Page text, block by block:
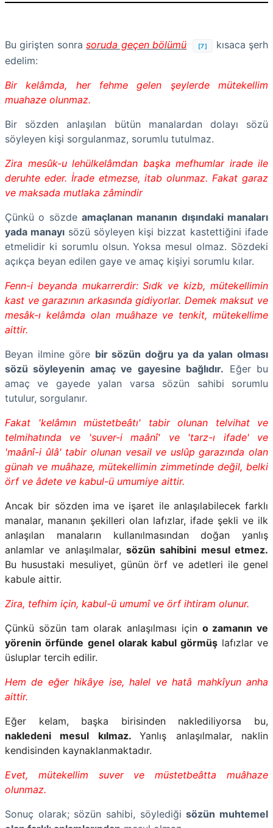
Bu girişten sonrasoruda geçen bölümü [7]
kısaca şerh
edelim:
Bir kelâmda, her fehme gelen şeylerde mütekellim
muahaze olunmaz.
Bir sözden anlaşılan bütün manalardan dolayı sözü
söyleyen kişi sorgulanmaz, sorumlu tutulmaz.
Zira mesûk-u lehülkelâmdan başka mefhumlar irade ile
deruhte eder. İrade etmezse, itab olunmaz. Fakat garaz
ve maksada mutlaka zâmindir
Çünkü o sözde amaçlanan mananın dışındaki manaları
yada manayı sözü söyleyen kişi bizzat kastettiğini ifade
etmelidir ki sorumlu olsun. Yoksa mesul olmaz. Sözdeki
açıkça beyan edilen gaye ve amaç kişiyi sorumlu kılar.
Fenn-i beyanda mukarrerdir: Sıdk ve kizb, mütekellimin
kast ve garazının arkasında gidiyorlar. Demek maksut ve
mesâk-ı kelâmda olan muâhaze ve tenkit, mütekellime
aittir.
Beyan ilmine göre bir sözün doğru ya da yalan olması
sözü söyleyenin amaç ve gayesine bağlıdır. Eğer bu
amaç ve gayede yalan varsa sözün sahibi sorumlu
tutulur, sorgulanır.
Fakat 'kelâmın müstetbeâtı' tabir olunan telvihat ve
telmihatında ve 'suver-i maânî' ve 'tarz-ı ifade' ve
'maânî-i ûlâ' tabir olunan vesail ve uslûp garazında olan
günah ve muâhaze, mütekellimin zimmetinde değil, belki
örf ve âdete ve kabul-ü umumiye aittir.
Ancak bir sözden ima ve işaret ile anlaşılabilecek farklı
manalar, mananın şekilleri olan lafızlar, ifade şekli ve ilk
anlaşılan manaların kullanılmasından doğan yanlış
anlamlar ve anlaşılmalar, sözün sahibini mesul etmez.
Bu husustaki mesuliyet, günün örf ve adetleri ile genel
kabule aittir.
Zira, tefhim için, kabul-ü umumî ve örf ihtiram olunur.
Çünkü sözün tam olarak anlaşılması için o zamanın ve
yörenin örfünde genel olarak kabul görmüş lafızlar ve
üsluplar tercih edilir.
Hem de eğer hikâye ise, halel ve hatâ mahkîyun anha
aittir.
Eğer kelam, başka birisinden naklediliyorsa bu,
nakledeni mesul kılmaz.Yanlış anlaşılmalar, naklin
kendisinden kaynaklanmaktadır.
Evet, mütekellim suver ve müstetbeâtta muâhaze
olunmaz.
Sonuç olarak; sözün sahibi, söylediğisözün muhtemel